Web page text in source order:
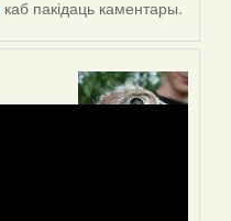
каб пакідаць каментары.